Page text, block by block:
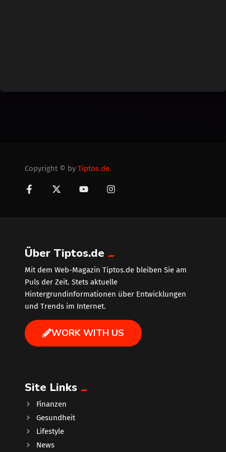
Copyright © by Tiptos.de.
Über Tiptos.de
Mit dem Web-Magazin Tiptos.de bleiben Sie am
Puls der Zeit. Stets aktuelle
Hintergrundinformationen über Entwicklungen
und Trends im Internet.
WORK WITH US
Site Links
Finanzen
Gesundheit
Lifestyle
News